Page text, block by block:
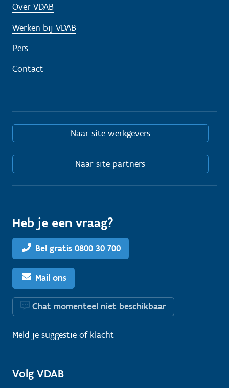
Over VDAB
Werken bij VDAB
Pers
Contact
Naar site werkgevers
Naar site partners
Heb je een vraag?
Bel gratis 0800 30 700
Mail ons
Chat momenteel niet beschikbaar
Meld je suggestie of klacht
Volg VDAB